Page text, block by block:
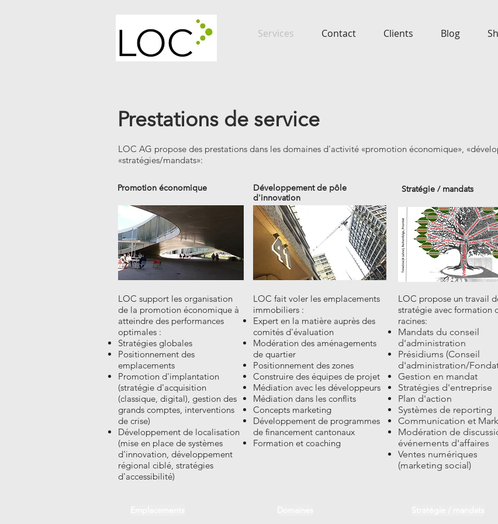
Services Contact Clients Blog
Prestations de service
LOC AG propose des prestations dans les domaines d'activité «promotion économique»,
«stratégies/mandats»:
Promotion économique
Développement de pôle
d'innovation
LOC support les organisation
de la promotion économique à
atteindre des performances
optimales :
Stratégies globales
Positionnement des
emplacements
Promotion d'implantation
(stratégie d'acquisition
(classique, digital), gestion des
grands comptes, interventions
de crise)
Développement de localisation
(mise en place de systèmes
d'innovation, développement
régional ciblé, stratégies
d'accessibilité)
LOC fait voler les emplacements
immobiliers :
Expert en la matière auprès des
comités d'évaluation
Modération des aménagements
de quartier
Positionnement des zones
Construire des équipes de projet
Médiation avec les développeurs
Médiation dans les conflits
Concepts marketing
Développement de programmes
de financement cantonaux
Formation et coaching
Stratégie / mandats
LOC propose un travail
stratégie avec formation
racines:
Mandats du conseil
d'administration
Présidiums (Conseil
d'administration/
Gestion en mandat
Stratégies d'entreprise
Plan d'action
Systèmes de reporting
Communication et
Modération de
événements d'affaires
Ventes numériques
(marketing social)